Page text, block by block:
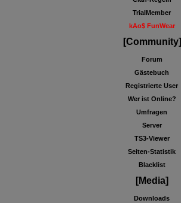
TrialMember
kAo$ FunWear
[Community]
Forum
Gästebuch
Registrierte User
Wer ist Online?
Umfragen
Server
TS3-Viewer
Seiten-Statistik
Blacklist
[Media]
Downloads